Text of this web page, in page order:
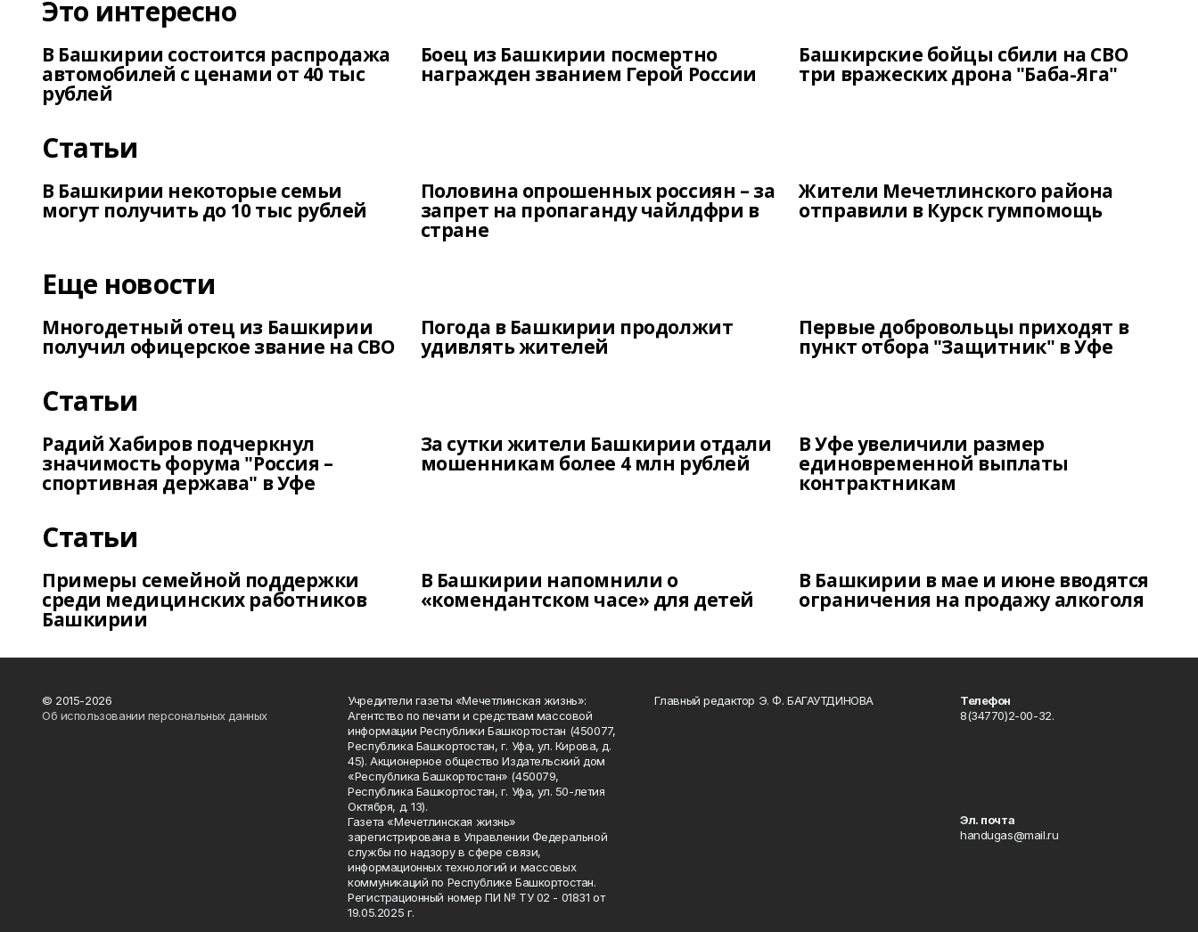
Это интересно
В Башкирии состоится распродажа
автомобилей с ценами от 40 тыс
рублей
Боец из Башкирии посмертно
награжден званием Герой России
Башкирские бойцы сбили на СВО
три вражеских дрона "Баба-Яга"
Статьи
В Башкирии некоторые семьи
могут получить до 10 тыс рублей
Половина опрошенных россиян – за
запрет на пропаганду чайлдфри в
стране
Жители Мечетлинского района
отправили в Курск гумпомощь
Еще новости
Многодетный отец из Башкирии
получил офицерское звание на СВО
Погода в Башкирии продолжит
удивлять жителей
Первые добровольцы приходят в
пункт отбора "Защитник" в Уфе
Статьи
Радий Хабиров подчеркнул
значимость форума "Россия –
спортивная держава" в Уфе
За сутки жители Башкирии отдали
мошенникам более 4 млн рублей
В Уфе увеличили размер
единовременной выплаты
контрактникам
Статьи
Примеры семейной поддержки
среди медицинских работников
Башкирии
В Башкирии напомнили о
«комендантском часе» для детей
В Башкирии в мае и июне вводятся
ограничения на продажу алкоголя
© 2015-2026
Об использовании персональных данных
Учредители газеты «Мечетлинская жизнь»:
Агентство по печати и средствам массовой
информации Республики Башкортостан (450077,
Республика Башкортостан, г. Уфа, ул. Кирова, д.
45). Акционерное общество Издательский дом
«Республика Башкортостан» (450079,
Республика Башкортостан, г. Уфа, ул. 50-летия
Октября, д. 13).
Газета «Мечетлинская жизнь»
зарегистрирована в Управлении Федеральной
службы по надзору в сфере связи,
информационных технологий и массовых
коммуникаций по Республике Башкортостан.
Регистрационный номер ПИ № ТУ 02 - 01831 от
19.05.2025 г.
Главный редактор Э. Ф. БАГАУТДИНОВА
Телефон
8(34770)2-00-32.
Эл. почта
handugas@mail.ru